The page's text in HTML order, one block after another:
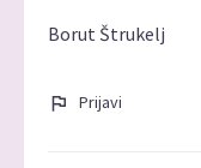
Borut Štrukelj
Prijavi